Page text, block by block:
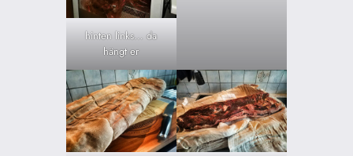
hinten links… da
hängt er